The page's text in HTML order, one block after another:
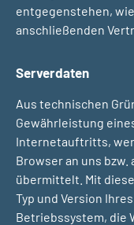
entgegenstehen,
anschließenden
Serverdaten
Aus technischen
Gewährleistung
Internetauftritts,
Browser an uns
übermittelt. Mit
Typ und Version
Betriebssystem, die